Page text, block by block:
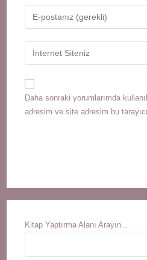
name
comment
Enter
your
email
address
comment
Enter
your
website
URL
(optional)
Daha sonraki yorumlarımda
adresim ve site adresim bu
Kitap Yaptırma Alanı Arayın...